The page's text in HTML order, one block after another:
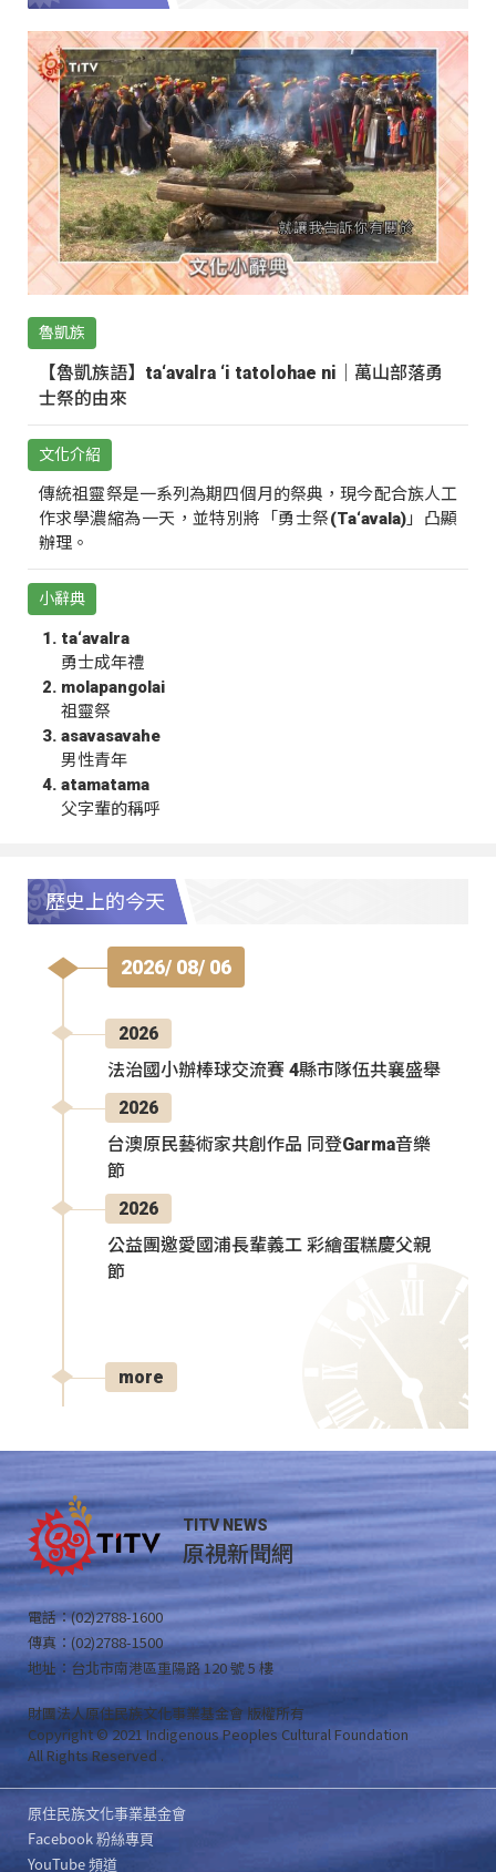
魯凱族
【魯凱族語】ta‘avalra ‘i tatolohae ni｜萬山部落勇
士祭的由來
文化介紹
傳統祖靈祭是一系列為期四個月的祭典，現今配合族人工
作求學濃縮為一天，並特別將「勇士祭(Ta‘avala)」凸顯
辦理。
小辭典
ta‘avalra
勇士成年禮
molapangolai
祖靈祭
asavasavahe
男性青年
atamatama
父字輩的稱呼
歷史上的今天
2026/ 08/ 06
2026
法治國小辦棒球交流賽 4縣市隊伍共襄盛舉
2026
台澳原民藝術家共創作品 同登Garma音樂
節
2026
公益團邀愛國浦長輩義工 彩繪蛋糕慶父親
節
more
TITV NEWS
原視新聞網
電話：(02)2788-1600
傳真：(02)2788-1500
地址：台北市南港區重陽路 120 號 5 樓
財團法人原住民族文化事業基金會 版權所有
Copyright © 2021 Indigenous Peoples Cultural Foundation
All Rights Reserved .
原住民族文化事業基金會
Facebook 粉絲專頁
YouTube 頻道